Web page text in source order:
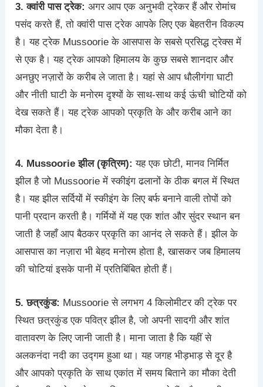
3. क्वांरी पास ट्रेक: अगर आप एक अनुभवी ट्रेकर हैं और रोमांच
पसंद करते हैं, तो क्वांरी पास ट्रेक आपके लिए एक बेहतरीन विकल्प
है। यह ट्रेक Mussoorie के आसपास के सबसे प्रसिद्ध ट्रेक्स में
से एक है। यह ट्रेक आपको हिमालय के कुछ सबसे शानदार और
अनछुए नज़ारों के करीब ले जाता है। यहां से आप धौलीगंगा घाटी
और नीती घाटी के मनोरम दृश्यों के साथ-साथ कई ऊंची चोटियों को
देख सकते हैं। यह ट्रेक आपको प्रकृति के और करीब आने का
मौका देता है।
4. Mussoorie झील (कृत्रिम): यह एक छोटी, मानव निर्मित
झील है जो Mussoorie में स्कीइंग ढलानों के ठीक बगल में स्थित
है। यह झील सर्दियों में स्कीइंग के लिए बर्फ बनाने वाली तोपों को
पानी प्रदान करती है। गर्मियों में यह एक शांत और सुंदर स्थान बन
जाती है जहाँ आप बैठकर प्रकृति का आनंद ले सकते हैं। झील के
आसपास का नज़ारा भी बेहद मनोरम होता है, खासकर जब हिमालय
की चोटियां इसके पानी में प्रतिबिंबित होती हैं।
5. छत्रकुंड: Mussoorie से लगभग 4 किलोमीटर की ट्रेक पर
स्थित छत्रकुंड एक पवित्र झील है, जो अपनी सादगी और शांत
वातावरण के लिए जानी जाती है। माना जाता है कि यहीं से
अलकनंदा नदी का उद्गम हुआ था। यह जगह भीड़भाड़ से दूर है
और आपको प्रकृति के साथ एकांत में समय बिताने का मौका देती